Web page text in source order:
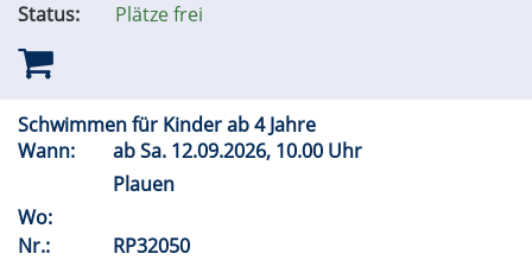
Status:
Plätze frei
Schwimmen für Kinder ab 4 Jahre
Wann:
abSa. 12.09.2026, 10.00 Uhr
Plauen
Wo:
Nr.:
RP32050